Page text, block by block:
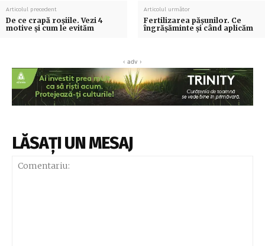
Articolul precedent
De ce crapă roșiile. Vezi 4
motive și cum le evităm
Articolul următor
Fertilizarea pășunilor. Ce
îngrășăminte și când aplicăm
‹ adv ›
LĂSAȚI UN MESAJ